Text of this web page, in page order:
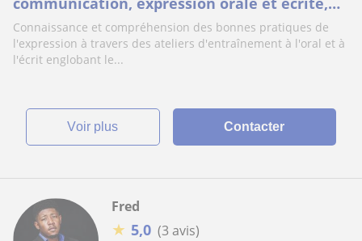
contactez-moi, je construirai pour vous un
parcours personnalisé.
Connaissance et compréhension des bonnes pratiques de
l'expression à travers des ateliers d'entraînement à l'oral et à
l'écrit englobant le...
voir plus Contacter
Fred
★ 5,0 (3 avis)